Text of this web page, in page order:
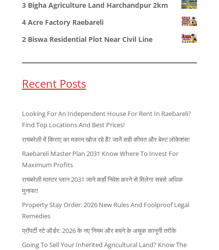
3 Bigha Agriculture Land Harchandpur 2km
4 Acre Factory Raebareli
2 Biswa Residential Plot Near Civil Line
Recent Posts
Looking For An Independent House For Rent In Raebareli?
Find Top Locations And Best Prices!
रायबरेली में किराए का मकान खोज रहे हैं? जानें सही कीमत और बेस्ट लोकेशंस!
Raebareli Master Plan 2031 Know Where To Invest For
Maximum Profits
रायबरेली मास्टर प्लान 2031 जाने कहाँ निवेश करने से मिलेगा सबसे अधिक
मुनाफा!
Property Stay Order: 2026 New Rules And Foolproof Legal
Remedies
प्रॉपर्टी स्टे ऑर्डर: 2026 के नए नियम और बचने के अचूक कानूनी तरीके
Going To Sell Your Inherited Agricultural Land? Know The